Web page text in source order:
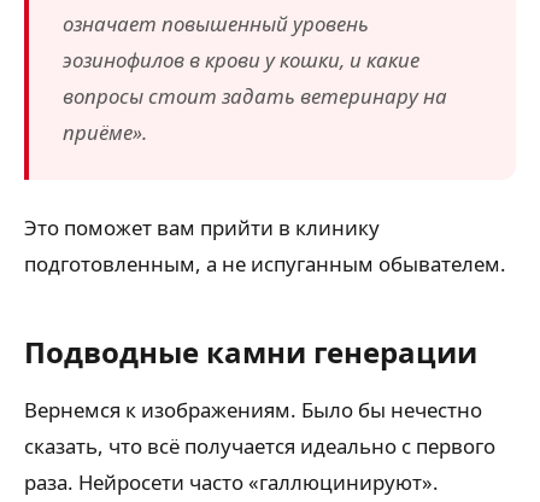
означает повышенный уровень
эозинофилов в крови у кошки, и какие
вопросы стоит задать ветеринару на
приёме».
Это поможет вам прийти в клинику
подготовленным, а не испуганным обывателем.
Подводные камни генерации
Вернемся к изображениям. Было бы нечестно
сказать, что всё получается идеально с первого
раза. Нейросети часто «галлюцинируют».